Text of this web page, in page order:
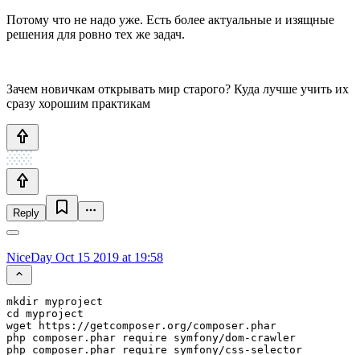
Потому что не надо уже. Есть более актуальные и изящные
решения для ровно тех же задач.
Зачем новичкам открывать мир старого? Куда лучше учить их
сразу хорошим практикам
Reply
NiceDay Oct 15 2019 at 19:58
mkdir myproject
cd myproject
wget https://getcomposer.org/composer.phar
php composer.phar require symfony/dom-crawler
php composer.phar require symfony/css-selector